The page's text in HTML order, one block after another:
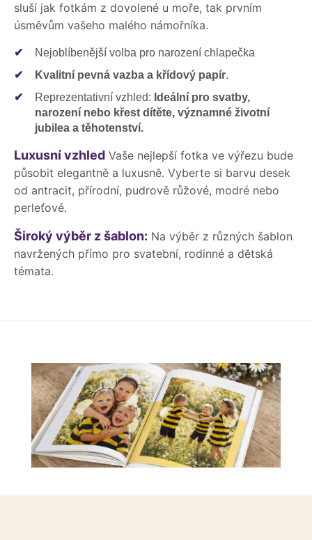
sluší jak fotkám z dovolené u moře, tak prvním
úsměvům vašeho malého námořníka.
✔
Nejoblíbenější volba pro narození chlapečka
✔
Kvalitní pevná vazba a křídový papír.
✔
Reprezentativní vzhled: Ideální pro svatby,
narození nebo křest dítěte, významné životní
jubilea a těhotenství.
Luxusní vzhled Vaše nejlepší fotka ve výřezu bude
působit elegantně a luxusně. Vyberte si barvu desek
od antracit, přírodní, pudrově růžové, modré nebo
perleťové.
Široký výběr z šablon: Na výběr z různých šablon
navržených přímo pro svatební, rodinné a dětská
témata.